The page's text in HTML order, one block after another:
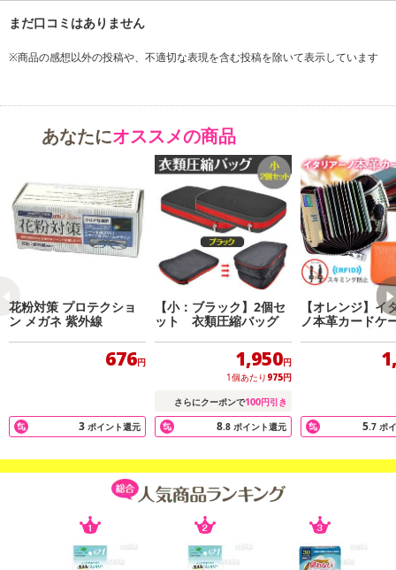
※商品の感想以外の投稿や、不適切な表現を含む投稿を除いて表示しています
あなたにオススメの商品
花粉対策 プロテクショ
ン メガネ 紫外線
676円
3 ポイント還元
【小：ブラック】2個セ
ット 衣類圧縮バッグ
1,950円
1個あたり 975円
さらにクーポンで100円引き
8.8 ポイント還元
【オレンジ】イ
ノ本革カードケ
キミング防止機
5.7 ポ